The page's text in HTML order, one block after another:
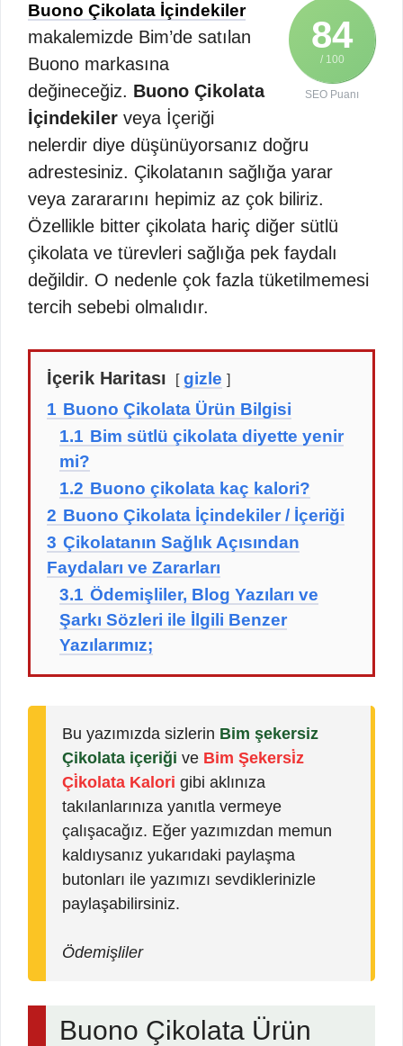
84
/ 100
SEO Puanı
Buono Çikolata İçindekiler
makalemizde Bim’de satılan
Buono markasına
değineceğiz. Buono Çikolata
İçindekiler veya İçeriği
nelerdir diye düşünüyorsanız doğru
adrestesiniz. Çikolatanın sağlığa yarar
veya zarararını hepimiz az çok biliriz.
Özellikle bitter çikolata hariç diğer sütlü
çikolata ve türevleri sağlığa pek faydalı
değildir. O nedenle çok fazla tüketilmemesi
tercih sebebi olmalıdır.
İçerik Haritası
gizle
1 Buono Çikolata Ürün Bilgisi
1.1 Bim sütlü çikolata diyette yenir
mi?
1.2 Buono çikolata kaç kalori?
2 Buono Çikolata İçindekiler / İçeriği
3 Çikolatanın Sağlık Açısından
Faydaları ve Zararları
3.1 Ödemişliler, Blog Yazıları ve
Şarkı Sözleri ile İlgili Benzer
Yazılarımız;
Bu yazımızda sizlerin Bim şekersiz
Çikolata içeriği ve Bim Şekersi̇z
Çi̇kolata Kalori gibi aklınıza
takılanlarınıza yanıtla vermeye
çalışacağız. Eğer yazımızdan memun
kaldıysanız yukarıdaki paylaşma
butonları ile yazımızı sevdiklerinizle
paylaşabilirsiniz.
Ödemişliler
Buono Çikolata Ürün